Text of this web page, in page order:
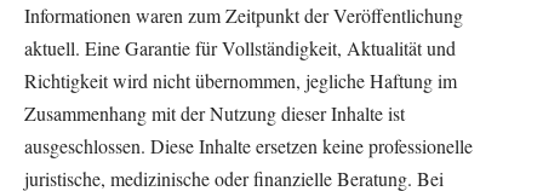
Informationen waren zum Zeitpunkt der Veröffentlichung
aktuell. Eine Garantie für Vollständigkeit, Aktualität und
Richtigkeit wird nicht übernommen, jegliche Haftung im
Zusammenhang mit der Nutzung dieser Inhalte ist
ausgeschlossen. Diese Inhalte ersetzen keine professionelle
juristische, medizinische oder finanzielle Beratung. Bei